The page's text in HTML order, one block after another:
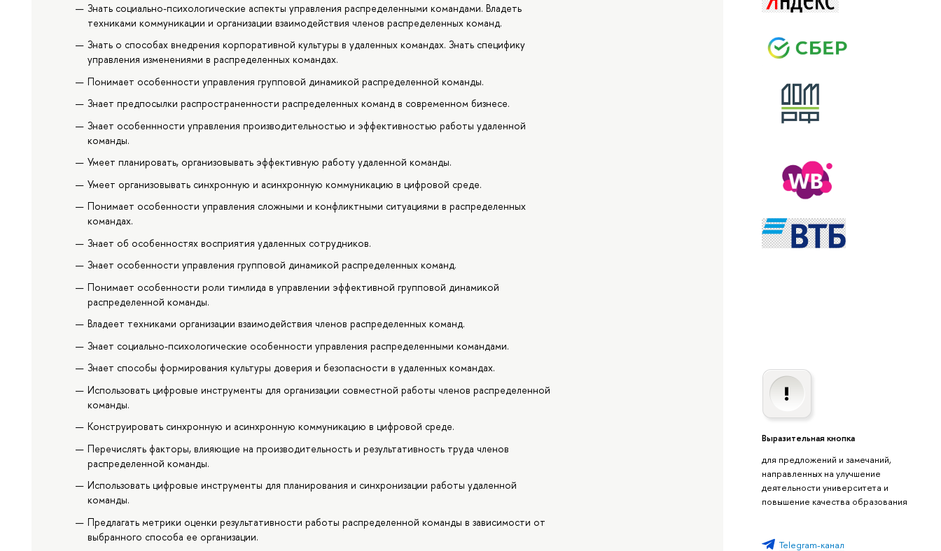
Выразительная кнопка
для предложений и замечаний,
направленных на улучшение
деятельности университета и
повышение качества образования
Telegram-канал
Знать социально-психологические аспекты управления распределенными командами. Владеть
техниками коммуникации и организации взаимодействия членов распределенных команд.
Знать о способах внедрения корпоративной культуры в удаленных командах. Знать специфику
управления изменениями в распределенных командах.
Понимает особенности управления групповой динамикой распределенной команды.
Знает предпосылки распространенности распределенных команд в современном бизнесе.
Знает особеннности управления производительностью и эффективностью работы удаленной
команды.
Умеет планировать, организовывать эффективную работу удаленной команды.
Умеет организовывать синхронную и асинхронную коммуникацию в цифровой среде.
Понимает особенности управления сложными и конфликтными ситуациями в распределенных
командах.
Знает об особенностях восприятия удаленных сотрудников.
Знает особенности управления групповой динамикой распределенных команд.
Понимает особенности роли тимлида в управлении эффективной групповой динамикой
распределенной команды.
Владеет техниками организации взаимодействия членов распределенных команд.
Знает социально-психологические особенности управления распределенными командами.
Знает способы формирования культуры доверия и безопасности в удаленных командах.
Использовать цифровые инструменты для организации совместной работы членов распределенной
команды.
Конструировать синхронную и асинхронную коммуникацию в цифровой среде.
Перечислять факторы, влияющие на производительность и результативность труда членов
распределенной команды.
Использовать цифровые инструменты для планирования и синхронизации работы удаленной
команды.
Предлагать метрики оценки результативности работы распределенной команды в зависимости от
выбранного способа ее организации.